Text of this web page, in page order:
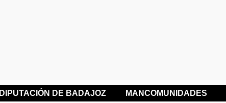
DIPUTACIÓN DE BADAJOZ MANCOMUNIDADES